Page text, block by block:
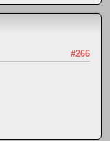
#266